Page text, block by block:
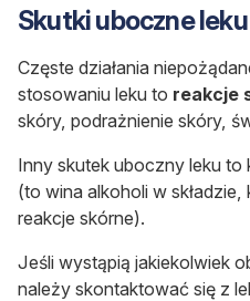
Skutki uboczne
Częste działania
stosowaniu leku to reakcje
skóry, podrażnienie skóry,
Inny skutek uboczny leku
(to wina alkoholi w
reakcje skórne).
Jeśli wystąpią jakiekolwiek
należy skontaktować się z